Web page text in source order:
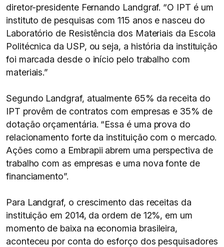
diretor-presidente Fernando Landgraf. “O IPT é um
instituto de pesquisas com 115 anos e nasceu do
Laboratório de Resistência dos Materiais da Escola
Politécnica da USP, ou seja, a história da instituição
foi marcada desde o início pelo trabalho com
materiais.”
Segundo Landgraf, atualmente 65% da receita do
IPT provêm de contratos com empresas e 35% de
dotação orçamentária. “Essa é uma prova do
relacionamento forte da instituição com o mercado.
Ações como a Embrapii abrem uma perspectiva de
trabalho com as empresas e uma nova fonte de
financiamento”.
Para Landgraf, o crescimento das receitas da
instituição em 2014, da ordem de 12%, em um
momento de baixa na economia brasileira,
aconteceu por conta do esforço dos pesquisadores